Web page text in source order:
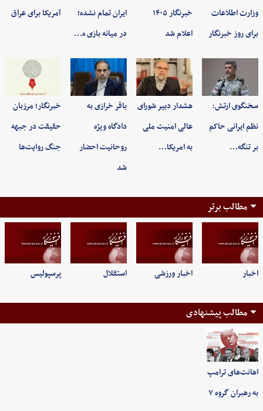
وزارت اطلاعات
برای روز خبرنگار
خبرنگار ۱۴۰۵
اعلام شد
ایران تمام نشده؛
در میانه بازی ه…
آمریکا برای عراق
سخنگوی ارتش:
نظم ایرانی حاکم
بر تنگه…
هشدار دبیر شورای
عالی امنیت ملی
به امریکا…
باقر خرازی به
دادگاه ویژه
روحانیت احضار
شد
خبرنگار؛ مرزبان
حقیقت در جبهه
جنگ روایت‌ها
مطالب برتر
اخبار اخبار ورزشی استقلال پرسپولیس
مطالب پیشنهادی
اهانت‌های ترامپ
به رهبران گروه ۷